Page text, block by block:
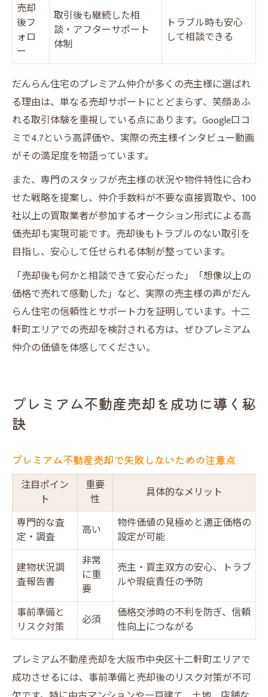
売却
後フ
ォロ
ー
取引後も継続した相
談・アフターサポート
体制
トラブル時も安心
して相談できる
だんらん住宅のプレミアム仲介が多くの売主様に選ばれ
る理由は、単なる売却サポートにとどまらず、笑顔あふ
れる取引体験を重視している点にあります。Google口コ
ミで4.7という高評価や、実際の売主様インタビュー動画
がその満足度を物語っています。
また、専門のスタッフが売主様の状況や物件特性に合わ
せた戦略を提案し、仲介手数料が不要な直接買取や、100
社以上の買取業者が参加するオークション形式による高
価売却も実現可能です。売却後もトラブルのない取引を
目指し、安心して任せられる体制が整っています。
「売却後も何かと相談できて安心だった」「想像以上の
価格で売れて感動した」など、実際の売主様の声がだん
らん住宅の信頼性とサポート力を証明しています。十二
軒町エリアでの売却を検討される方は、ぜひプレミアム
仲介の価値を体感してください。
プレミアム不動産売却を成功に導く秘
訣
プレミアム不動産売却で失敗しないための注意点
注目ポイン
ト
重要
性
具体的なメリット
専門的な査
定・調査
高い
物件価値の見極めと適正価格の
設定が可能
建物状況調
査報告書
非常
に重
要
売主・買主双方の安心、トラブ
ルや瑕疵責任の予防
事前準備と
リスク対策
必須
価格交渉時の不利を防ぎ、信頼
性向上につながる
プレミアム不動産売却を大阪市中央区十二軒町エリアで
成功させるには、事前準備と売却後のリスク対策が不可